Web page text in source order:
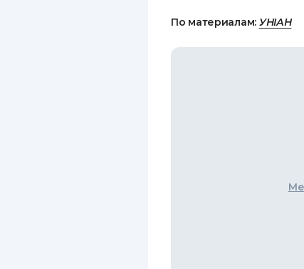
По материалам: УНІАН